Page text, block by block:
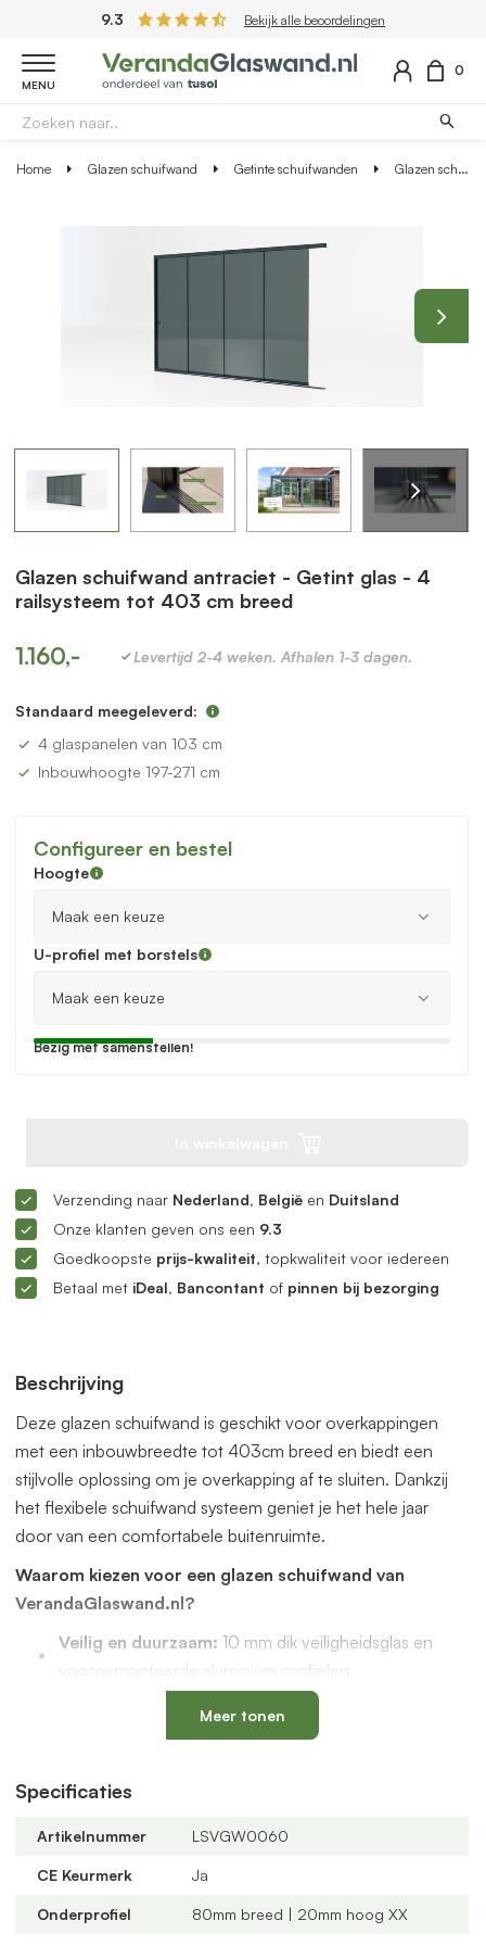
9.3 Bekijk alle beoordelingen
MENU
0
Home Glazen schuifwand Getinte schuifwanden Glazen schuifwand antraciet - Getint glas - 4 railsysteem tot 403 cm breed
Beschrijving
Deze glazen schuifwand is geschikt voor overkappingen
met een inbouwbreedte tot 403cm breed en biedt een
stijlvolle oplossing om je overkapping af te sluiten. Dankzij
het flexibele schuifwand systeem geniet je het hele jaar
door van een comfortabele buitenruimte.
Waarom kiezen voor een glazen schuifwand van
VerandaGlaswand.nl?
Veilig en duurzaam: 10 mm dik veiligheidsglas en
voorgemonteerde aluminium profielen
met een vervangbaar loopspoor,
geïntegreerde waterafvoer en verkrijgbaar in antraciet
Verstelbare kunststof wielen
Altijd passend bij jouw veranda
verschillende maten, glastypes en steellook
U-profielen met tochtborstelsvoor een tochtvrije
Meer tonen
Specificaties
Artikelnummer LSVGW0060
CE Keurmerk Ja
Onderprofiel 80mm breed | 20mm hoog XX
Glazen schuifwand antraciet - Getint glas - 4
railsysteem tot 403 cm breed
1.160,- Levertijd 2-4 weken. Afhalen 1-3 dagen.
Standaard meegeleverd:
4 glaspanelen van 103 cm
Inbouwhoogte 197-271 cm
Configureer en bestel
Hoogte
U-profiel met borstels
Bezig met samenstellen!
Verzending naar Nederland, België en Duitsland
Onze klanten geven ons een 9.3
Goedkoopste prijs-kwaliteit, topkwaliteit voor iedereen
Betaal met iDeal, Bancontant of pinnen bij bezorging